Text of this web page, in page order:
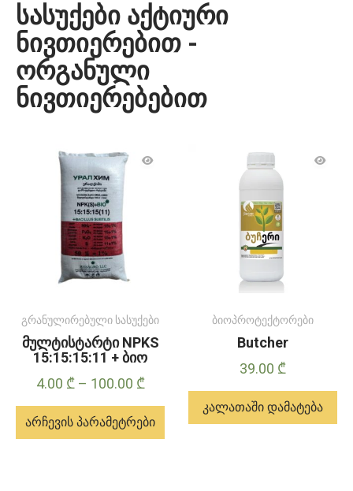
სასუქები აქტიური
ნივთიერებით -
ორგანული
ნივთიერებებით
გრანულირებული სასუქები
მულტისტარტი NPKS
15:15:15:11 + ბიო
4.00 ₾ – 100.00 ₾Price
range:
4.00 ₾
არჩევის პარამეტრები
ბიოპროტექტორები
Butcher
39.00 ₾
კალათაში დამატება